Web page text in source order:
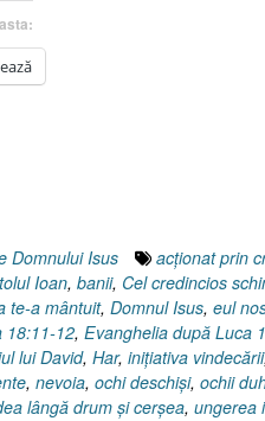
Domnului Isus acţionat prin
Ioan, banii, Cel credincios
te-a mântuit, Domnul Isus, eul
18:11-12, Evanghelia după Luca
lui David, Har, iniţiativa vindecării
, nevoia, ochi deschişi, ochii
lângă drum şi cerşea, ungerea